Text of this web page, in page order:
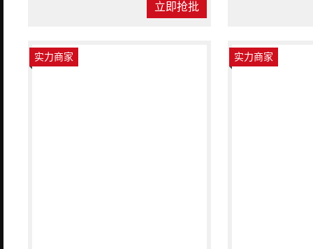
立即抢批
实力商家 实力商家